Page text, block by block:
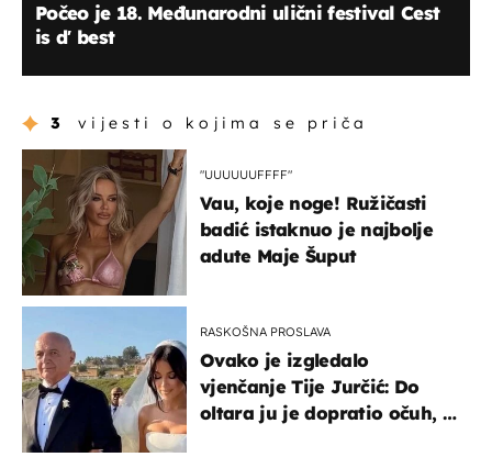
Počeo je 18. Međunarodni ulični festival Cest
is d′ best
3 vijesti o kojima se priča
"UUUUUUFFFF"
Vau, koje noge! Ružičasti
badić istaknuo je najbolje
adute Maje Šuput
RASKOŠNA PROSLAVA
Ovako je izgledalo
vjenčanje Tije Jurčić: Do
oltara ju je dopratio očuh, a